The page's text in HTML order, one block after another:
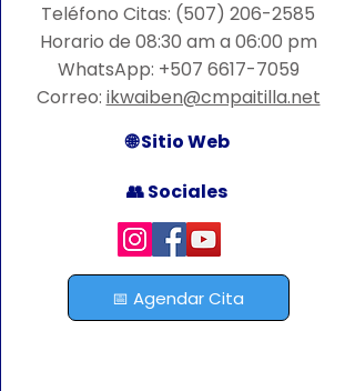
Teléfono Citas: (507) 206-2585
Horario de 08:30 am a 06:00 pm
WhatsApp: +507 6617-7059
Correo: ikwaiben@cmpaitilla.net
🌐 Sitio Web
👥 Sociales
📅 Agendar Cita